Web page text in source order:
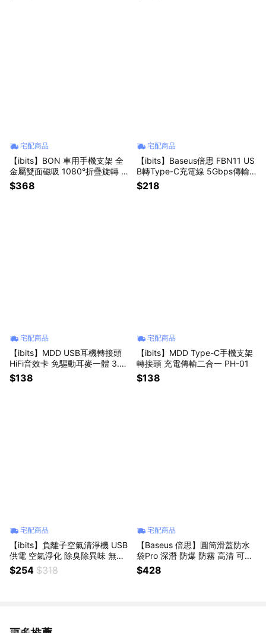
宅配商品
【ibits】BON 車用手機支架 全
金屬雙面磁吸 1080°折疊旋轉 M
agSafe 弧面中控台 T50
$368
宅配商品
【ibits】Baseus倍思 FBN11 US
B轉Type-C充電線 5Gbps傳輸
3A快充
$218
宅配商品
【ibits】MDD USB耳機轉接頭
HiFi音效卡 免驅動耳麥一體 3.5
mm AM/3.5F-01
$138
宅配商品
【ibits】MDD Type-C手機支架
轉接頭 充電傳輸二合一 PH-01
$138
宅配商品
【ibits】負離子空氣清淨機 USB
供電 空氣淨化 除臭除異味 無噪
音 除甲醛 輕巧便攜 車用辦公小
物 浴室臥室客廳廚房 送禮
$254 $318
宅配商品
【Baseus 倍思】圓筒滑蓋防水
袋Pro 深潛 防爆 防霧 高清 可觸
屏 手機 防塵 全透 TPU 掛繩 密
封套 7.2英吋
$428